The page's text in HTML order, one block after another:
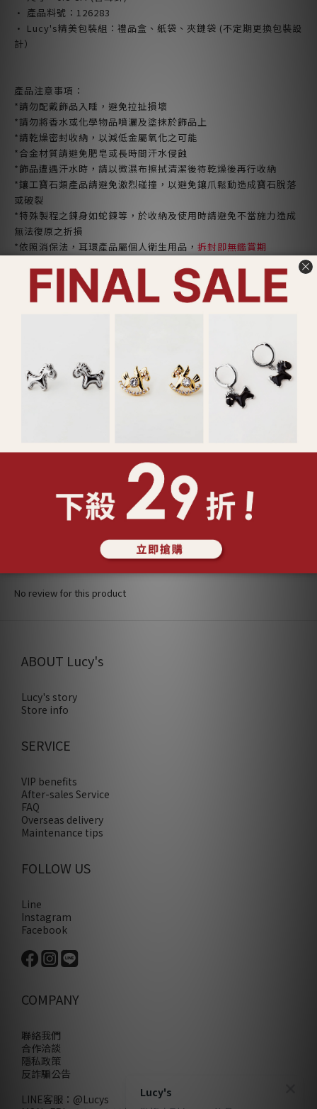
· 產品料號：126283
· Lucy's精美包裝組：禮品盒、紙袋、夾鏈袋 (不定期更換包裝設
計）
產品注意事項：
*請勿配戴飾品入睡，避免拉扯損壞
*請勿將香水或化學物品噴灑及塗抹於飾品上
*請乾燥密封收納，以減低金屬氧化之可能
*合金材質請避免肥皂或長時間汗水侵蝕
*飾品遭遇汗水時，請以微濕布擦拭清潔後待乾燥後再行收納
*鑲工寶石類產品請避免激烈碰撞，以避免鑲爪鬆動造成寶石脫落
或破裂
*特殊製程之鍊身如蛇鍊等，於收納及使用時請避免不當施力造成
無法復原之折損
*依照消保法，耳環產品屬個人衛生用品， 拆封即無鑑賞期
SHIPPING & PAYMENT
CUSTOMER REVIEWS
No review for this product
ABOUT Lucy's
Lucy's story
Store info
SERVICE
VIP benefits
After-sales Service
FAQ
Overseas delivery
Maintenance tips
FOLLOW US
Line
Instagram
Facebook
COMPANY
聯絡我們
合作洽談
隱私政策
反詐騙公告
LINE客服： @Lucys
Lucy's